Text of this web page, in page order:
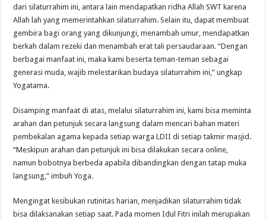
dari silaturrahim ini, antara lain mendapatkan ridha Allah SWT karena
Allah lah yang memerintahkan silaturrahim. Selain itu, dapat membuat
gembira bagi orang yang dikunjungi, menambah umur, mendapatkan
berkah dalam rezeki dan menambah erat tali persaudaraan. “Dengan
berbagai manfaat ini, maka kami beserta teman-teman sebagai
generasi muda, wajib melestarikan budaya silaturrahim ini,” ungkap
Yogatama.
Disamping manfaat di atas, melalui silaturrahim ini, kami bisa meminta
arahan dan petunjuk secara langsung dalam mencari bahan materi
pembekalan agama kepada setiap warga LDII di setiap takmir masjid.
“Meskipun arahan dan petunjuk ini bisa dilakukan secara online,
namun bobotnya berbeda apabila dibandingkan dengan tatap muka
langsung,” imbuh Yoga.
Mengingat kesibukan rutinitas harian, menjadikan silaturrahim tidak
bisa dilaksanakan setiap saat. Pada momen Idul Fitri inilah merupakan